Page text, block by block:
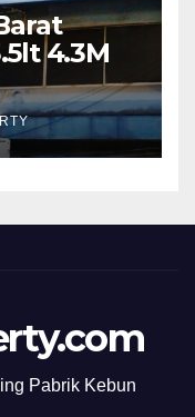
4.3M
Pabrik Kebun